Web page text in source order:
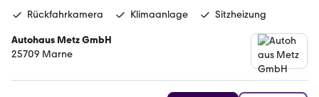
Rückfahrkamera
Klimaanlage Sitzheizung
Autohaus Metz GmbH
25709 Marne